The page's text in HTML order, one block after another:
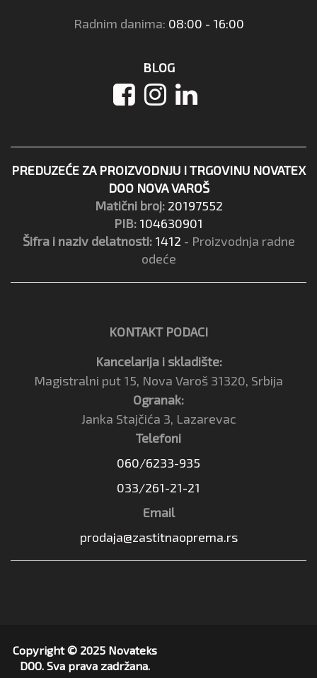
Radnim danima: 08:00 - 16:00
BLOG
PREDUZEĆE ZA PROIZVODNJU I TRGOVINU NOVATEX
DOO NOVA VAROŠ
Matični broj: 20197552
PIB: 104630901
Šifra i naziv delatnosti: 1412 - Proizvodnja radne
odeće
KONTAKT PODACI
Kancelarija i skladište:
Magistralni put 15, Nova Varoš 31320, Srbija
Ogranak:
Janka Stajčića 3, Lazarevac
Telefoni
060/6233-935
033/261-21-21
Email
prodaja@zastitnaoprema.rs
Copyright © 2025 Novateks
DOO. Sva prava zadržana.